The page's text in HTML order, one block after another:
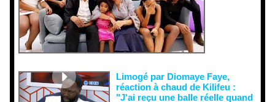
Limogé par Diomaye Faye,
réaction à chaud de Kilifeu :
"J'ai reçu une balle réelle quand